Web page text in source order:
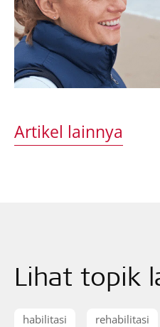
Artikel lainnya
Lihat topik
habilitasi rehabilitasi